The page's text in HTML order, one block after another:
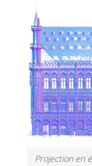
Projection en